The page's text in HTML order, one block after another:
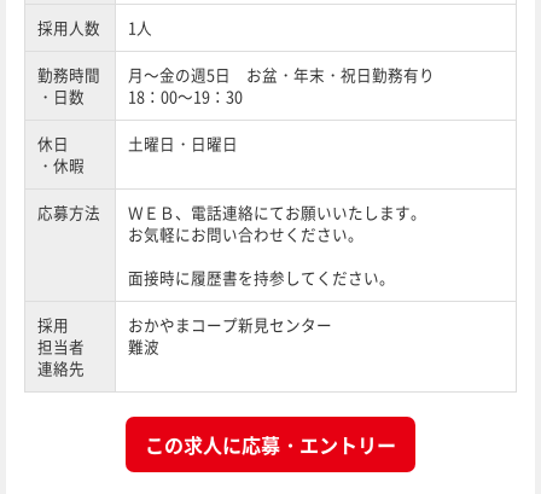
採用人数 1人
勤務時間
・日数
月～金の週5日 お盆・年末・祝日勤務有り
18：00～19：30
休日
・休暇
土曜日・日曜日
応募方法
ＷＥＢ、電話連絡にてお願いいたします。
お気軽にお問い合わせください。
面接時に履歴書を持参してください。
採用
担当者
連絡先
おかやまコープ新見センター
難波
この求人に応募・エントリー